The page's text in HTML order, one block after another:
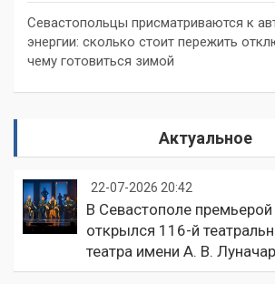
Севастопольцы присматриваются к
энергии: сколько стоит пережить
чему готовиться зимой
Актуальное
22-07-2026 20:42
В Севастополе
открылся 116-й
театра имени А. В.